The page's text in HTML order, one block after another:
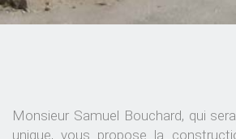
Monsieur Samuel Bouchard, qui
unique, vous propose la